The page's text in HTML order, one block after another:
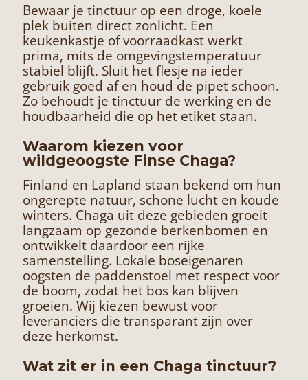
Bewaar je tinctuur op een droge, koele
plek buiten direct zonlicht. Een
keukenkastje of voorraadkast werkt
prima, mits de omgevingstemperatuur
stabiel blijft. Sluit het flesje na ieder
gebruik goed af en houd de pipet schoon.
Zo behoudt je tinctuur de werking en de
houdbaarheid die op het etiket staan.
Waarom kiezen voor
wildgeoogste Finse Chaga?
Finland en Lapland staan bekend om hun
ongerepte natuur, schone lucht en koude
winters. Chaga uit deze gebieden groeit
langzaam op gezonde berkenbomen en
ontwikkelt daardoor een rijke
samenstelling. Lokale boseigenaren
oogsten de paddenstoel met respect voor
de boom, zodat het bos kan blijven
groeien. Wij kiezen bewust voor
leveranciers die transparant zijn over
deze herkomst.
Wat zit er in een Chaga tinctuur?